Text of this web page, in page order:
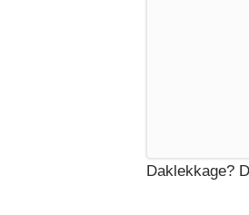
Daklekkage?